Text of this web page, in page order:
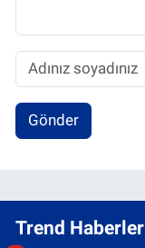
Gönder
Trend Haberler